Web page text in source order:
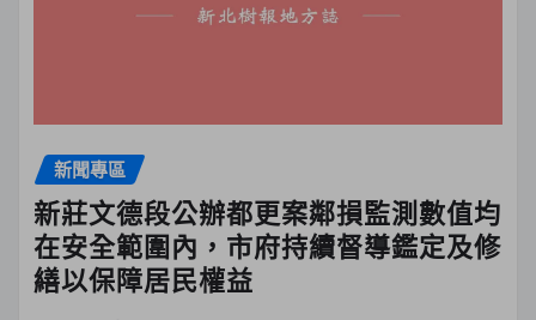
新聞專區
新莊文德段公辦都更案鄰損監測數值均
在安全範圍內，市府持續督導鑑定及修
繕以保障居民權益